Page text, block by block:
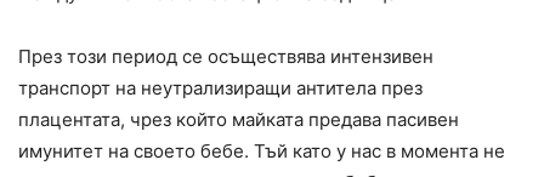
През този период се осъществява интензивен
транспорт на неутрализиращи антитела през
плацентата, чрез който майката предава пасивен
имунитет на своето бебе. Тъй като у нас в момента не